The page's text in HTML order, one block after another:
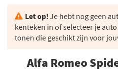
Let op! Je hebt nog geen
kenteken in of selecteer je
tonen die geschikt zijn voor
Alfa Romeo